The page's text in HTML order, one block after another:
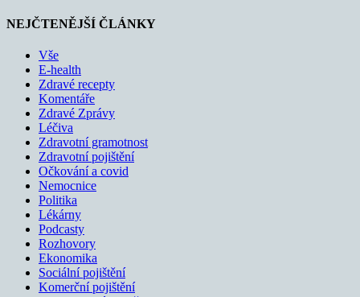
NEJČTENĚJŠÍ ČLÁNKY
Vše
E-health
Zdravé recepty
Komentáře
Zdravé Zprávy
Léčiva
Zdravotní gramotnost
Zdravotní pojištění
Očkování a covid
Nemocnice
Politika
Lékárny
Podcasty
Rozhovory
Ekonomika
Sociální pojištění
Komerční pojištění